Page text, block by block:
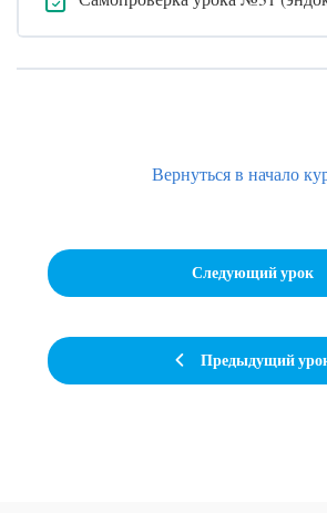
Предыдущий
Вернуться в начало
Следующий урок